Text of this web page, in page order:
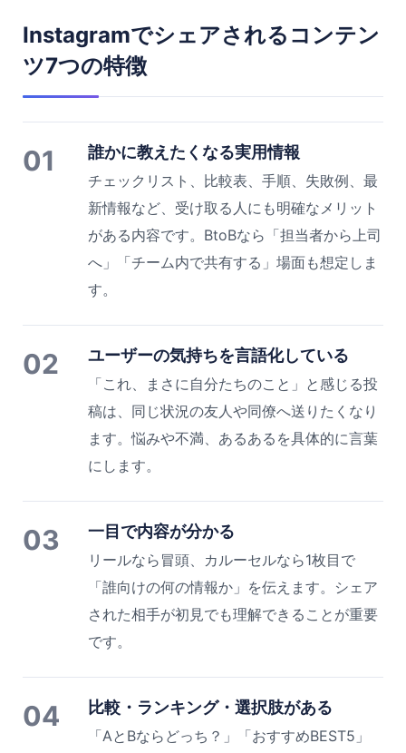
Instagramでシェアされるコンテン
ツ7つの特徴
01 誰かに教えたくなる実用情報
チェックリスト、比較表、手順、失敗例、最
新情報など、受け取る人にも明確なメリット
がある内容です。BtoBなら「担当者から上司
へ」「チーム内で共有する」場面も想定しま
す。
02 ユーザーの気持ちを言語化している
「これ、まさに自分たちのこと」と感じる投
稿は、同じ状況の友人や同僚へ送りたくなり
ます。悩みや不満、あるあるを具体的に言葉
にします。
03 一目で内容が分かる
リールなら冒頭、カルーセルなら1枚目で
「誰向けの何の情報か」を伝えます。シェア
された相手が初見でも理解できることが重要
です。
04 比較・ランキング・選択肢がある
「AとBならどっち？」「おすすめBEST5」